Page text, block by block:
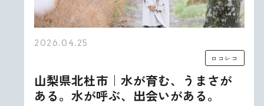
2026.04.25
ロコレコ
山梨県北杜市｜水が育む、うまさが
ある。水が呼ぶ、出会いがある。